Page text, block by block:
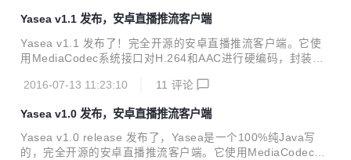
的补充特性，几乎针对所有安卓平台适用。编码库使用x264而
不是ffmpeg，整个安装包大小只有1.8M。 演示： 下载APK安
装。SRS公网可供测试。 特性列表： Android Min API 16 (A
RTMP推流...
Yasea v1.1 发布，安卓直播推流客户端
Yasea v1.1 发布了！完全开源的安卓直播推流客户端。它使
用MediaCodec系统接口对H.264和AAC进行硬编码，封装FL
ibyuv，Yasea从此告别了纯Java时代。比之前改进地方在
优化，占用率下降到20%，个别高端手机达到10%以内。 演
示： 下载APK安装。由于SRS公网故障，近期联系不到维护人
员，故只能自己搭建服务器，比如nginx-rtmp 特性列表： An
2016-07-13 11:23:10 11 评论
Yasea v1.0 发布，安卓直播推流客户端
Yasea v1.0 release 发布了，Yasea是一个100%纯Java写
的，完全开源的安卓直播推流客户端。它使用MediaCodec系